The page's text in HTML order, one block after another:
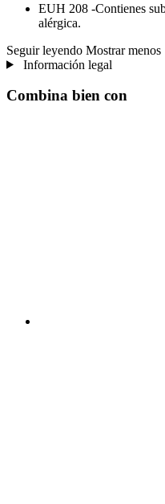
EUH 208 -Contienes
alérgica.
Seguir leyendo Mostrar menos
Información legal
Combina bien con